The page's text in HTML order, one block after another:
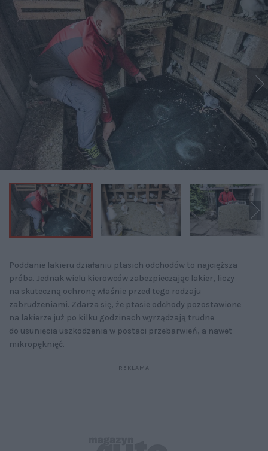
Poddanie lakieru działaniu ptasich odchodów to najcięższa
próba. Jednak wielu kierowców zabezpieczając lakier, liczy
na skuteczną ochronę właśnie przed tego rodzaju
zabrudzeniami. Zdarza się, że ptasie odchody pozostawione
na lakierze już po kilku godzinach wyrządzają trudne
do usunięcia uszkodzenia w postaci przebarwień, a nawet
mikropęknięć.